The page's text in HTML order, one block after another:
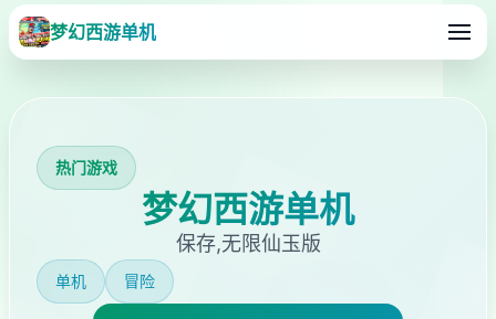
梦幻西游单机
热门游戏
梦幻西游单机
保存,无限仙玉版
单机 冒险